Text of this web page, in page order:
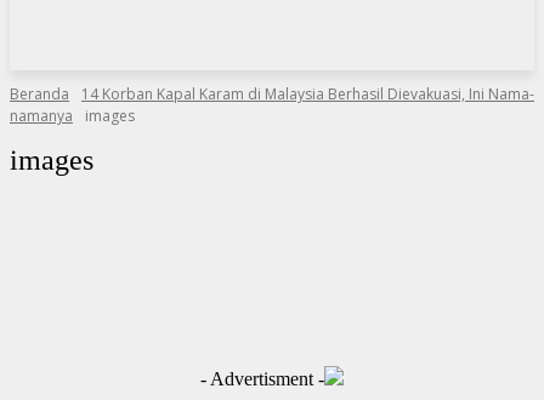
Beranda
14 Korban Kapal Karam di Malaysia Berhasil Dievakuasi, Ini Nama-
namanya
images
images
- Advertisment -